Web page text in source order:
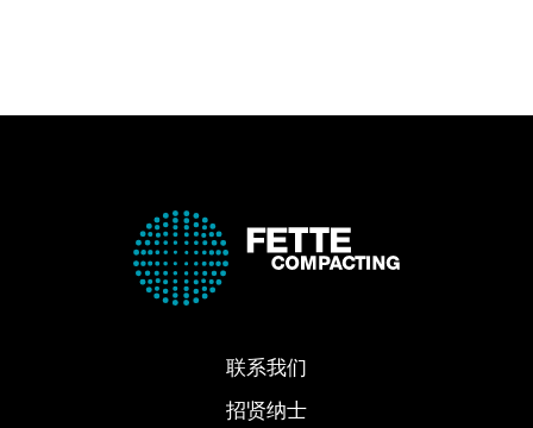
联系我们
招贤纳士